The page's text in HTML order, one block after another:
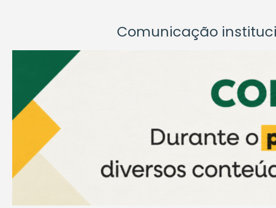
Comunicação